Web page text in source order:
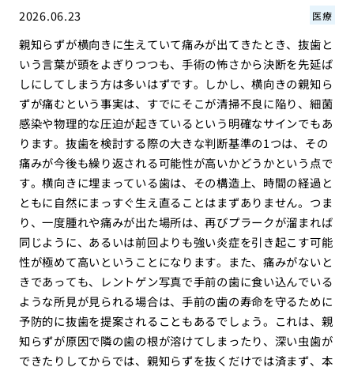
2026.06.23 医療
親知らずが横向きに生えていて痛みが出てきたとき、抜歯と
いう言葉が頭をよぎりつつも、手術の怖さから決断を先延ば
しにしてしまう方は多いはずです。しかし、横向きの親知ら
ずが痛むという事実は、すでにそこが清掃不良に陥り、細菌
感染や物理的な圧迫が起きているという明確なサインでもあ
ります。抜歯を検討する際の大きな判断基準の1つは、その
痛みが今後も繰り返される可能性が高いかどうかという点で
す。横向きに埋まっている歯は、その構造上、時間の経過と
ともに自然にまっすぐ生え直ることはまずありません。つま
り、一度腫れや痛みが出た場所は、再びプラークが溜まれば
同じように、あるいは前回よりも強い炎症を引き起こす可能
性が極めて高いということになります。また、痛みがないと
きであっても、レントゲン写真で手前の歯に食い込んでいる
ような所見が見られる場合は、手前の歯の寿命を守るために
予防的に抜歯を提案されることもあるでしょう。これは、親
知らずが原因で隣の歯の根が溶けてしまったり、深い虫歯が
できたりしてからでは、親知らずを抜くだけでは済まず、本